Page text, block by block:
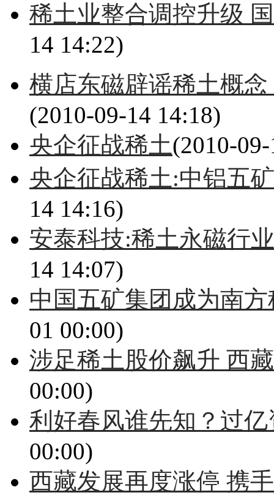
稀土业整合调控升级
14 14:22)
横店东磁辟谣稀土概
(2010-09-14 14:18)
央企征战稀土(2010-
央企征战稀土:中铝五
14 14:16)
安泰科技:稀土永磁行
14 14:07)
中国五矿集团成为南
01 00:00)
涉足稀土股价飙升 西
00:00)
利好春风谁先知？过
00:00)
西藏发展再度涨停 携